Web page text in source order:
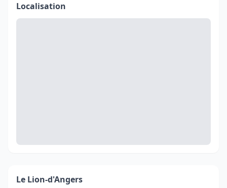
Localisation
Le Lion-d'Angers